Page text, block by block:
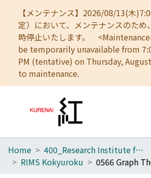
【メンテナンス】2026/08/13(木
定）において、メンテナンスのため
時停止いたします。
be temporarily unavailable from
PM (tentative) on Thursday,
to maintenance.
Home
Home
400_Research Institute for Mathematical Sciences
RIMS Kokyuroku